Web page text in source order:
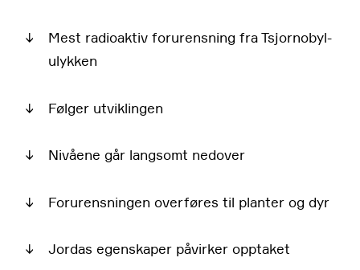
↓
Mest radioaktiv forurensning fra Tsjornobyl-
ulykken
↓ Følger utviklingen
↓ Nivåene går langsomt nedover
↓ Forurensningen overføres til planter og dyr
↓ Jordas egenskaper påvirker opptaket